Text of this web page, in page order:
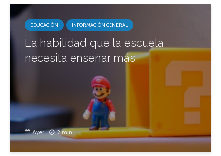
EDUCACIÓN INFORMACIÓN GENERAL
La habilidad que la escuela
necesita enseñar más
Ayer 2 min.